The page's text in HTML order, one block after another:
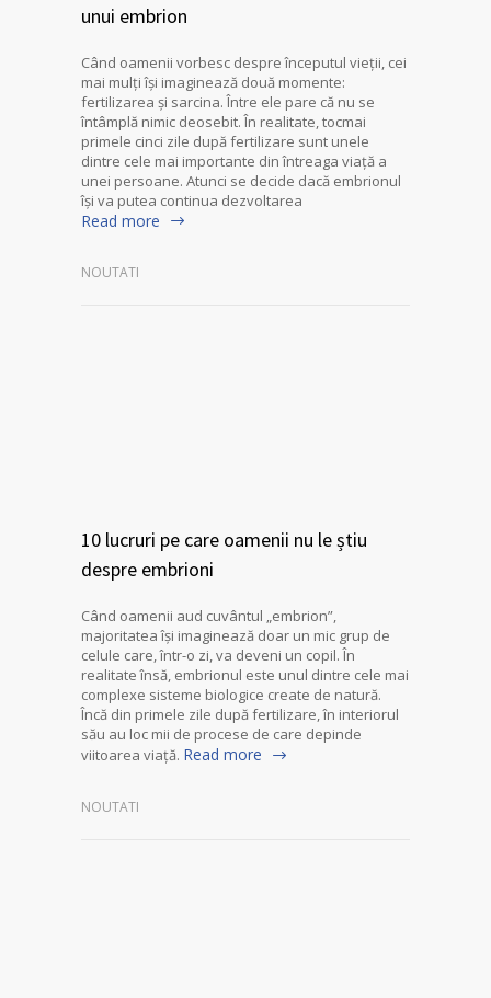
unui embrion
Când oamenii vorbesc despre începutul vieții, cei
mai mulți își imaginează două momente:
fertilizarea și sarcina. Între ele pare că nu se
întâmplă nimic deosebit. În realitate, tocmai
primele cinci zile după fertilizare sunt unele
dintre cele mai importante din întreaga viață a
unei persoane. Atunci se decide dacă embrionul
își va putea continua dezvoltarea
Read more
NOUTATI
10 lucruri pe care oamenii nu le știu
despre embrioni
Când oamenii aud cuvântul „embrion”,
majoritatea își imaginează doar un mic grup de
celule care, într-o zi, va deveni un copil. În
realitate însă, embrionul este unul dintre cele mai
complexe sisteme biologice create de natură.
Încă din primele zile după fertilizare, în interiorul
său au loc mii de procese de care depinde
viitoarea viață. Read more
NOUTATI